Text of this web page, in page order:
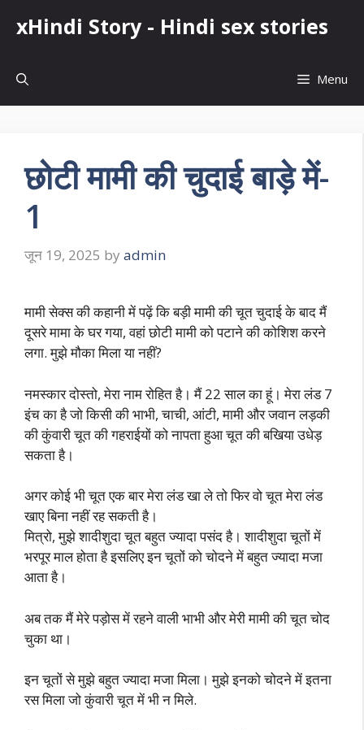
xHindi Story - Hindi sex stories
Menu
छोटी मामी की चुदाई बाड़े में-
1
जून 19, 2025 by admin
मामी सेक्स की कहानी में पढ़ें कि बड़ी मामी की चूत चुदाई के बाद मैं
दूसरे मामा के घर गया, वहां छोटी मामी को पटाने की कोशिश करने
लगा. मुझे मौका मिला या नहीं?
नमस्कार दोस्तो, मेरा नाम रोहित है। मैं 22 साल का हूं। मेरा लंड 7
इंच का है जो किसी की भाभी, चाची, आंटी, मामी और जवान लड़की
की कुंवारी चूत की गहराईयों को नापता हुआ चूत की बखिया उधेड़
सकता है।
अगर कोई भी चूत एक बार मेरा लंड खा ले तो फिर वो चूत मेरा लंड
खाए बिना नहीं रह सकती है।
मित्रो, मुझे शादीशुदा चूत बहुत ज्यादा पसंद है। शादीशुदा चूतों में
भरपूर माल होता है इसलिए इन चूतों को चोदने में बहुत ज्यादा मजा
आता है।
अब तक मैं मेरे पड़ोस में रहने वाली भाभी और मेरी मामी की चूत चोद
चुका था।
इन चूतों से मुझे बहुत ज्यादा मजा मिला। मुझे इनको चोदने में इतना
रस मिला जो कुंवारी चूत में भी न मिले.